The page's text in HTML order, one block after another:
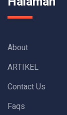
About
ARTIKEL
Contact Us
Faqs